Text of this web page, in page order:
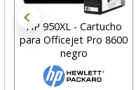
HP 950XL - Cartucho
para Officejet Pro 8600
negro